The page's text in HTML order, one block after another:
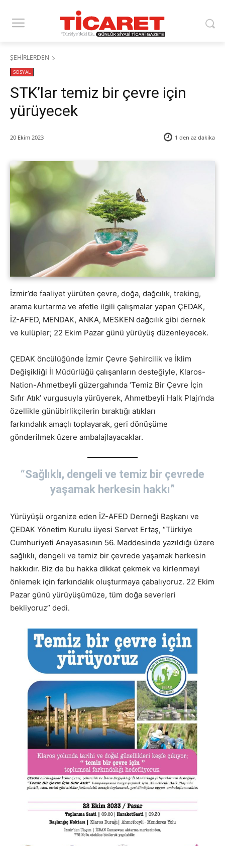
ŞEHİRLERDEN
SOSYAL
STK’lar temiz bir çevre için
yürüyecek
20 Ekim 2023 1 den az dakika
İzmir’de faaliyet yürüten çevre, doğa, dağcılık, treking,
arama kurtarma ve afetle ilgili çalışmalar yapan ÇEDAK,
İZ-AFED, MENDAK, ANKA, MESKEN dağcılık gibi dernek
ve kulüpler; 22 Ekim Pazar günü yürüyüş düzenleyecek.
ÇEDAK öncülüğünde İzmir Çevre Şehircilik ve İklim
Değişikliği İl Müdürlüğü çalışanların desteğiyle, Klaros-
Nation-Ahmetbeyli güzergahında ‘Temiz Bir Çevre İçin
Sıfır Atık’ vurgusuyla yürüyerek, Ahmetbeyli Halk Plajı’nda
özellikle günübirlikçilerin bıraktığı atıkları
farkındalık amaçlı toplayarak, geri dönüşüme
gönderilmek üzere ambalajlayacaklar.
“Sağlıklı, dengeli ve temiz bir çevrede
yaşamak herkesin hakkı”
Yürüyüşü organize eden İZ-AFED Derneği Başkanı ve
ÇEDAK Yönetim Kurulu üyesi Servet Ertaş, “Türkiye
Cumhuriyeti Anayasasının 56. Maddesinde yazıldığı üzere
sağlıklı, dengeli ve temiz bir çevrede yaşamak herkesin
hakkıdır. Biz de bu hakka dikkat çekmek ve kirlenmeyi
önlemek için farkındalık oluşturmaya çabalıyoruz. 22 Ekim
Pazar günü yürüyüşümüze, tüm doğa severleri
bekliyoruz” dedi.